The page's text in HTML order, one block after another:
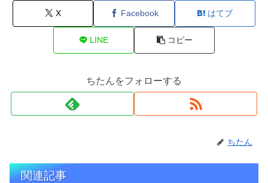
X Facebook はてブ
LINE コピー
ちたんをフォローする
ちたん
関連記事